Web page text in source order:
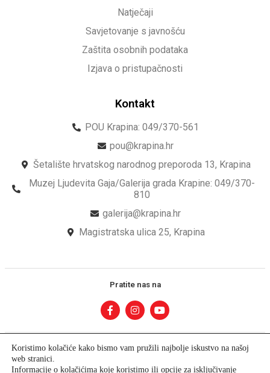
Natječaji
Savjetovanje s javnošću
Zaštita osobnih podataka
Izjava o pristupačnosti
Kontakt
POU Krapina: 049/370-561
pou@krapina.hr
Šetalište hrvatskog narodnog preporoda 13, Krapina
Muzej Ljudevita Gaja/Galerija grada Krapine: 049/370-
810
galerija@krapina.hr
Magistratska ulica 25, Krapina
Pratite nas na
Koristimo kolačiće kako bismo vam pružili najbolje iskustvo na našoj
web stranici.
Informacije o kolačićima koje koristimo ili opcije za isključivanje